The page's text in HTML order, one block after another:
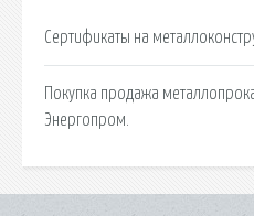
Сертификаты на
Покупка продажа
Энергопром.